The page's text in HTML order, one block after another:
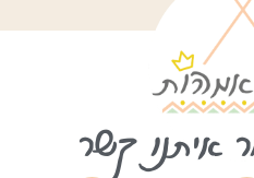
איתנו קשר